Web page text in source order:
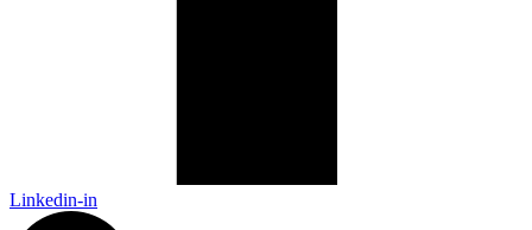
Linkedin-in